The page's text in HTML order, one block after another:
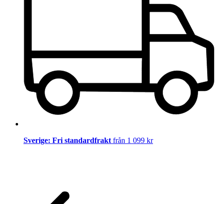
Sverige: Fri standardfrakt från 1 099 kr